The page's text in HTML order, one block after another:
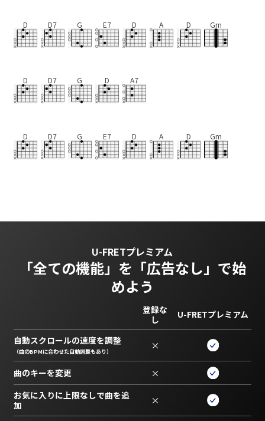
D D7 G E7 D A D Gm
D D7 G D A7
D D7 G E7 D A D Gm
U-FRETプレミアム
「全ての機能」を 「広告なし」で始
めよう
登録な
し
U-FRETプレミアム
自動スクロールの速度を調整
（曲のBPMに合わせた自動調整もあり） ×
曲のキーを変更 ×
お気に入りに上限なしで曲を追
加
×